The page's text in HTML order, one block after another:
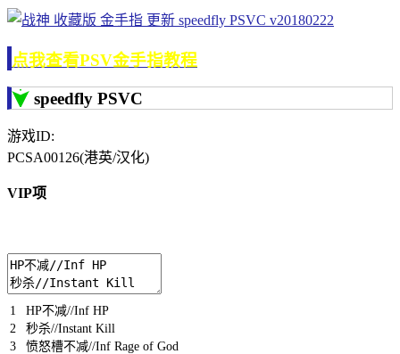
点我查看PSV金手指教程
speedfly PSVC
游戏ID:
PCSA00126(港英/汉化)
VIP项
1
2
3
HP不减//Inf HP
秒杀//Instant Kill
愤怒槽不减//Inf Rage of God